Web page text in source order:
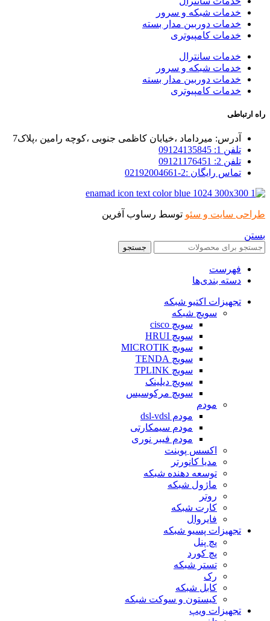
خدمات شبکه و سرور
خدمات دوربین مدار بسته
خدمات کامپیوتری
خدمات سانترال
خدمات شبکه و سرور
خدمات دوربین مدار بسته
خدمات کامپیوتری
راه ارتباطی
آدرس: میرداماد ،خیابان کاظمی جنوبی ،کوچه رامین ،پلاک7
تلفن 1: 09124135845
تلفن 2: 09121176451
تماس رایگان :2-02192004661
طراحی سایت و سئو توسط رساوب آفرین
بستن
جستجو
فهرست
دسته بندی‌ها
تجهیزات اکتیو شبکه
سویچ شبکه
سویچ cisco
سویچ HRUI
سویچ MICROTIK
سویچ TENDA
سویچ TPLINK
سویچ دیلینک
سویچ مرکوسیس
مودم
مودم dsl-vdsl
مودم سیمکارتی
مودم فیبر نوری
اکسس پوینت
مدیا کانورتر
توسعه دهنده شبکه
ماژول شبکه
روتر
کارت شبکه
فایروال
تجهیزات پسیو شبکه
پچ پنل
پچ کورد
تستر شبکه
رک
کابل شبکه
کیستون و سوکت شبکه
تجهیزات ویپ